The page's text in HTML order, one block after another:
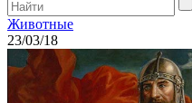
Животные
23/03/18